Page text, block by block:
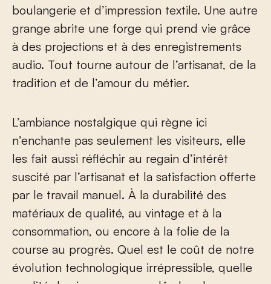
boulangerie et d’impression textile. Une autre
grange abrite une forge qui prend vie grâce
à des projections et à des enregistrements
audio. Tout tourne autour de l’artisanat, de la
tradition et de l’amour du métier.
L’ambiance nostalgique qui règne ici
n’enchante pas seulement les visiteurs, elle
les fait aussi réfléchir au regain d’intérêt
suscité par l’artisanat et la satisfaction offerte
par le travail manuel. À la durabilité des
matériaux de qualité, au vintage et à la
consommation, ou encore à la folie de la
course au progrès. Quel est le coût de notre
évolution technologique irrépressible, quelle